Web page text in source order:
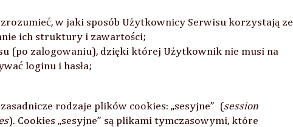
w jaki sposób Użytkownicy Serwisu korzystają ze
ich struktury i zawartości;
zalogowaniu), dzięki której Użytkownik nie musi na
loginu i hasła;
rodzaje plików cookies: „sesyjne” (session
). Cookies „sesyjne” są plikami tymczasowymi, które